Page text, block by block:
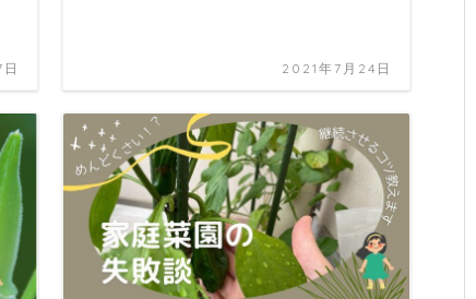
2021年7月24日